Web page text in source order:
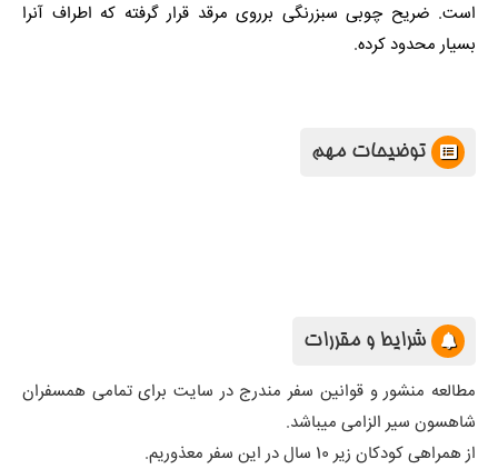
است. ضریح چوبی سبزرنگی برروی مرقد قرار گرفته که اطراف آنرا
بسیار محدود کرده.
توضیحات مهم
شرایط و مقررات
مطالعه منشور و قوانین سفر مندرج در سایت برای تمامی همسفران
شاهسون سیر الزامی میباشد.
از همراهی کودکان زیر 10 سال در این سفر معذوریم
.